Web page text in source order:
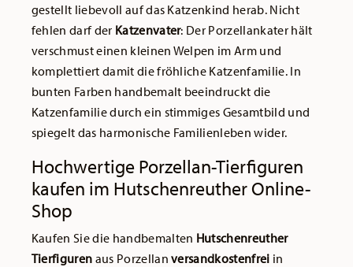
gestellt liebevoll auf das Katzenkind herab. Nicht
fehlen darf der Katzenvater: Der Porzellankater hält
verschmust einen kleinen Welpen im Arm und
komplettiert damit die fröhliche Katzenfamilie. In
bunten Farben handbemalt beeindruckt die
Katzenfamilie durch ein stimmiges Gesamtbild und
spiegelt das harmonische Familienleben wider.
Hochwertige Porzellan-Tierfiguren
kaufen im Hutschenreuther Online-
Shop
Kaufen Sie die handbemalten Hutschenreuther
Tierfiguren aus Porzellanversandkostenfrei in